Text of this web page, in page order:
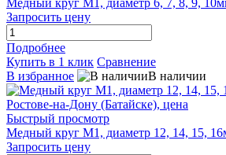
Медный круг М1, диаметр 6, 7, 8, 9,
Запросить цену
Подробнее
Купить в 1 клик Сравнение
В избранное
В наличии
Быстрый просмотр
Медный круг М1, диаметр 12, 14, 15,
Запросить цену